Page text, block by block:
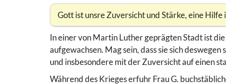
Gott ist unsre Zuversicht und Stärke, eine
In einer von Martin Luther geprägten Stadt ist
aufgewachsen. Mag sein, dass sie sich
und insbesondere mit der Zuversicht auf einen
Während des Krieges erfuhr Frau G.